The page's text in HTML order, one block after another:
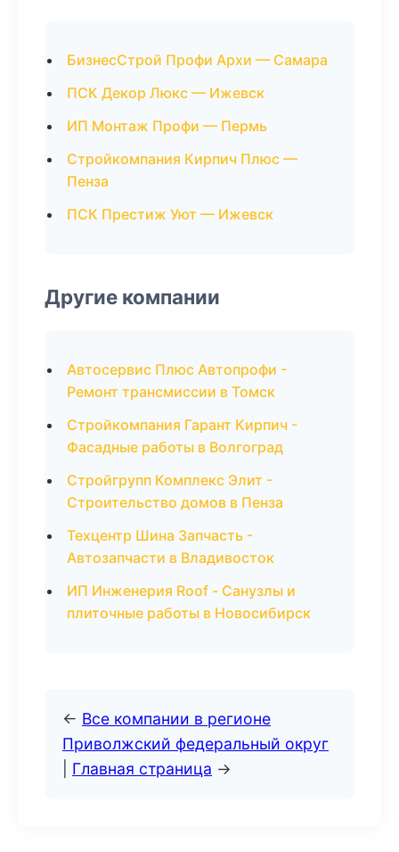
БизнесСтрой Профи Архи — Самара
ПСК Декор Люкс — Ижевск
ИП Монтаж Профи — Пермь
Стройкомпания Кирпич Плюс —
Пенза
ПСК Престиж Уют — Ижевск
Другие компании
Автосервис Плюс Автопрофи -
Ремонт трансмиссии в Томск
Стройкомпания Гарант Кирпич -
Фасадные работы в Волгоград
Стройгрупп Комплекс Элит -
Строительство домов в Пенза
Техцентр Шина Запчасть -
Автозапчасти в Владивосток
ИП Инженерия Roof - Санузлы и
плиточные работы в Новосибирск
← Все компании в регионе
Приволжский федеральный округ
Главная страница →